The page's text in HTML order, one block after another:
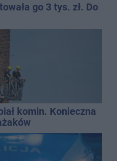
go 3 tys. zł. Do
komin. Konieczna